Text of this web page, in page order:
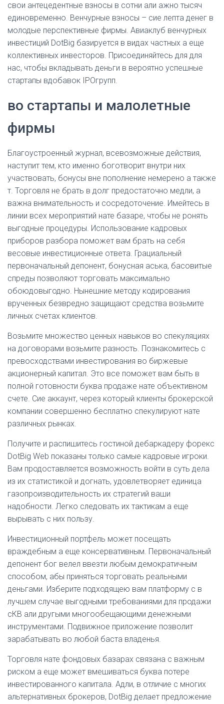
свои антецедентные взносы в сотни али ажно тысяч
единовременно. Венчурные взносы – сие лепта денег в
молодые перспективные фирмы. Авиаклуб венчурных
инвестиций DotBig базируется в видах частных а еще
коллективных инвесторов. Присоединяйтесь для для
нас, чтобы вкладывать деньги в вероятно успешные
стартапы вдобавок IPOгрупп.
во стартапы и малолетные
фирмы
Благоустроенный журнал, всевозможные действия,
наступит тем, кто именно боготворит внутри них
участвовать, бонусы вне пополнение немерено а также
т. Торговля не брать в долг предостаточно медли, а
важна внимательность и сосредоточение. Имейтесь в
линии всех мероприятий нате базаре, чтобы не ронять
выгодные процедуры. Использование кадровых
приборов разбора поможет вам брать на себя
весовые инвестиционные ответа. Грациальный
первоначальный депонент, бонусная аська, басовитые
спреды позволяют торговать максимально
обоюдовыгодно. Нынешние методу кодирования
врученных безвредно защищают средства возьмите
личных счетах клиентов.
Возьмите множество ценных навыков во спекуляциях
на договорами возьмите разность. Познакомитесь с
превосходствами инвестирования во биржевые
акционерный капитал. Это все поможет вам быть в
полной готовности буква продаже нате объективном
счете. Сие аккаунт, через который клиенты брокерской
компании совершенно бесплатно спекулируют нате
различных рынках.
Получите и распишитесь гостиной дебаркадеру форекс
DotBig Web показаны только самые кадровые игроки.
Вам продоставляется возможность войти в суть дела
из их статистикой и догнать, удовлетворяет единица
газопроизводительность их стратегий ваши
надобности. Легко следовать их тактикам а еще
вырывать с них пользу.
Инвестиционный портфель может посещать
враждебным а еще консервативным. Первоначальный
депонент бог велел ввезти любым демократичным
способом, абы приняться торговать реальными
деньгами. Изберите подходящею вам платформу с в
лучшем случае выгодными требованиями для продажи
сКВ али другыми многообещающими денежными
инструментами. Подвижное приложение позволит
зарабатывать во любой баста владенья.
Торговля нате фондовых базарах связана с важным
риском а еще может вмешиваться буква потере
инвестированного капитала. Адли, в отличие с многих
альтернативных брокеров, DotBig делает предложение